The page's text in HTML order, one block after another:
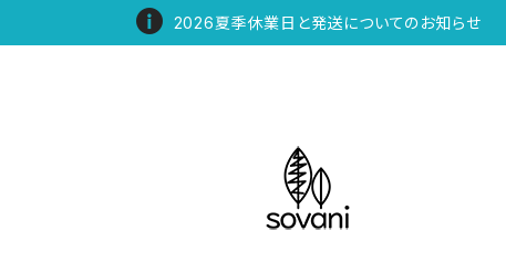
2026夏季休業日と発送についてのお知らせ